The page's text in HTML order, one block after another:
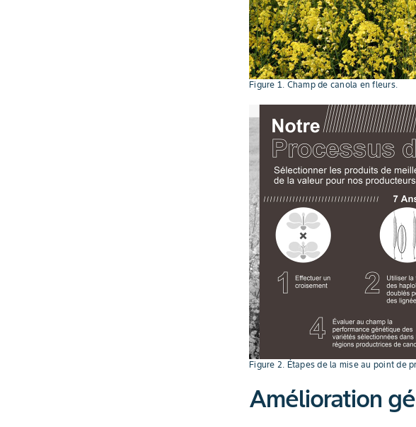
Figure 1. Champ de canola en fleurs.
Figure 2. Étapes de la mise au point de
Amélioration